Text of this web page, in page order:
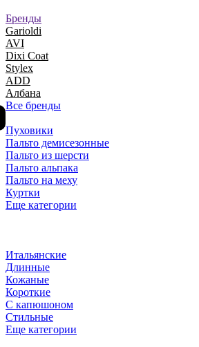
Бренды
Garioldi
AVI
Dixi Coat
Stylex
ADD
Албана
Все бренды
Пуховики
Пальто демисезонные
Пальто из шерсти
Пальто альпака
Пальто на меху
Куртки
Еще категории
Итальянские
Длинные
Кожаные
Короткие
С капюшоном
Стильные
Еще категории